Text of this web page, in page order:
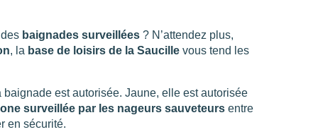
baignades surveillées ? N’attendez plus,
, la base de loisirs de la Saucille vous tend les
baignade est autorisée. Jaune, elle est autorisée
surveillée par les nageurs sauveteurs entre
en sécurité.